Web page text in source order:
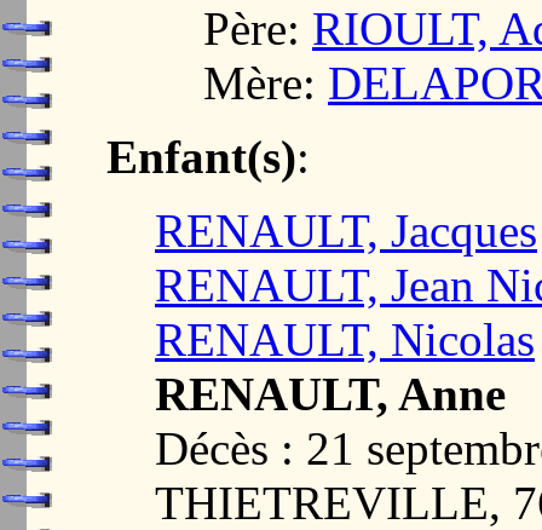
Père: RIOULT,
Mère:
Enfant(s):
RENAULT, Jacques
RENAULT, Jean
RENAULT, Nicolas
RENAULT, Anne
Décès : 21
THIETREVILLE,